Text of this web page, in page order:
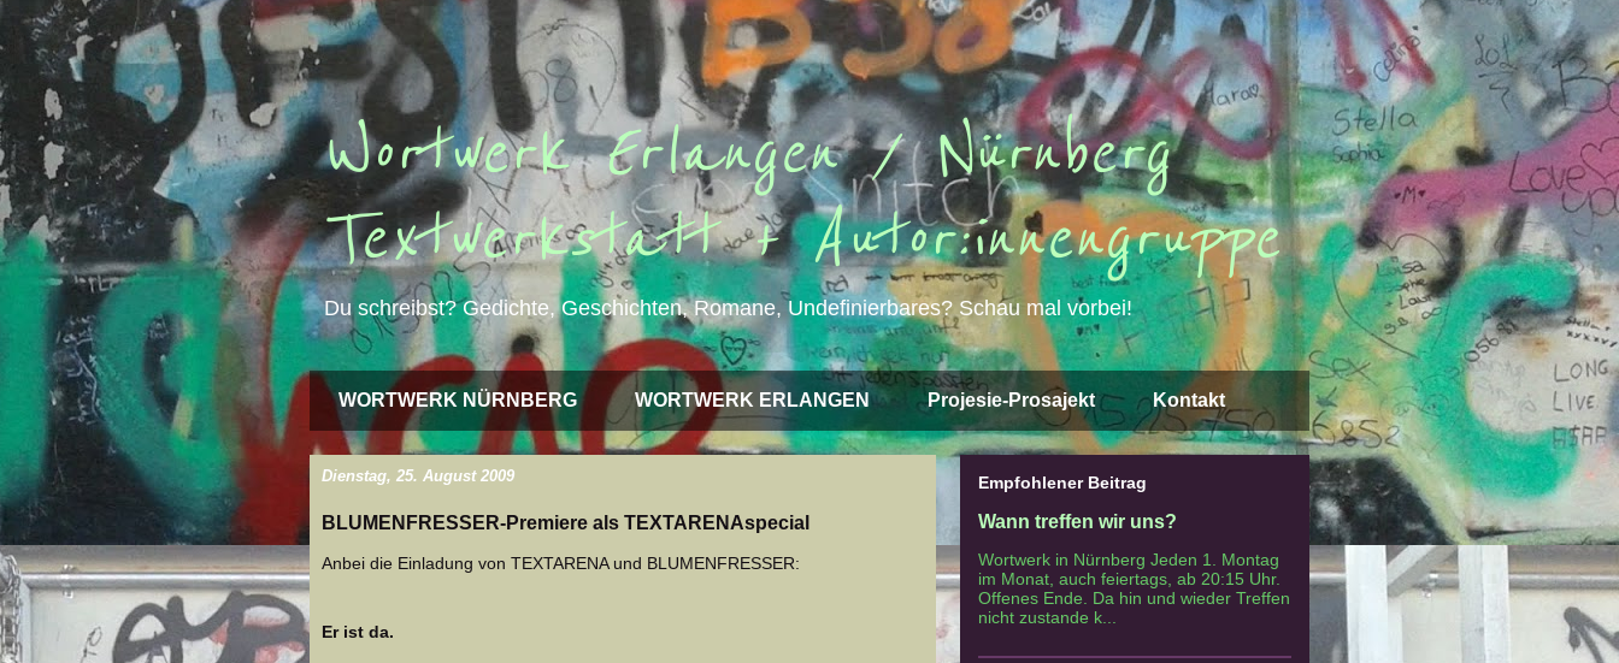
Wortwerk Erlangen / Nürnberg
Textwerkstatt + Autor:innengruppe
Du schreibst? Gedichte, Geschichten, Romane, Undefinierbares? Schau mal vorbei!
WORTWERK NÜRNBERG WORTWERK ERLANGEN Projesie-Prosajekt Kontakt
Dienstag, 25. August 2009
BLUMENFRESSER-Premiere als TEXTARENAspecial
Anbei die Einladung von TEXTARENA und BLUMENFRESSER:
Er ist da.
Empfohlener Beitrag
Wann treffen wir uns?
Wortwerk in Nürnberg Jeden 1. Montag
im Monat, auch feiertags, ab 20:15 Uhr.
Offenes Ende. Da hin und wieder Treffen
nicht zustande k...